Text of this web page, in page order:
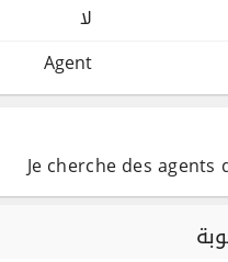
لا
Agent
Je cherche des agents